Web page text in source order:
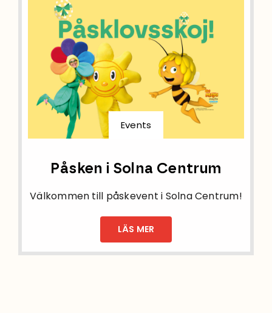
Events
Påsken i Solna Centrum
Välkommen till påskevent i Solna Centrum!
LÄS MER